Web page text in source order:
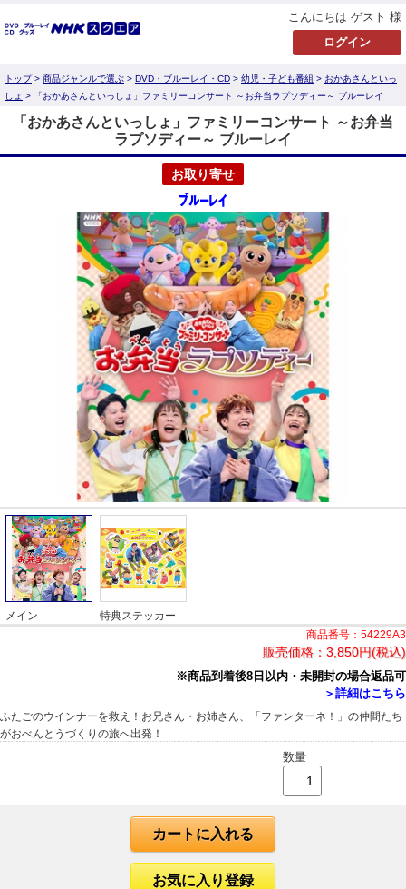
こんにちは ゲスト 様
トップ> 商品ジャンルで選ぶ > DVD・ブルーレイ・CD > 幼児・子ども番組 > おかあさんといっ
しょ > 「おかあさんといっしょ」ファミリーコンサート ～お弁当ラプソディー～ ブルーレイ
「おかあさんといっしょ」ファミリーコンサート ～お弁当
ラプソディー～ ブルーレイ
お取り寄せ
メイン 特典ステッカー
商品番号：54229A3
販売価格： 3,850円(税込)
※商品到着後8日以内・未開封の場合返品可
＞詳細はこちら
ふたごのウインナーを救え！お兄さん・お姉さん、「ファンターネ！」の仲間たち
がおべんとうづくりの旅へ出発！
数量
カートに入れる
お気に入り登録